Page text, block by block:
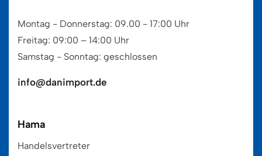
Montag - Donnerstag: 09.00 - 17:00 Uhr
Freitag: 09:00 – 14:00 Uhr
Samstag - Sonntag: geschlossen
info@danimport.de
Hama
Handelsvertreter